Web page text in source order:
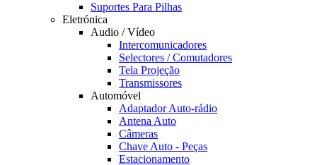
Suportes Para Pilhas
Eletrónica
Audio / Vídeo
Intercomunicadores
Selectores / Comutadores
Tela Projeção
Transmissores
Automóvel
Adaptador Auto-rádio
Antena Auto
Câmeras
Chave Auto - Peças
Estacionamento